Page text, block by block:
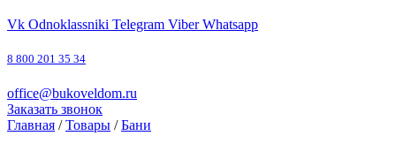
Vk Odnoklassniki Telegram Viber Whatsapp
8 800 201 35 34
office@bukoveldom.ru
Заказать звонок
Главная /Товары /Бани